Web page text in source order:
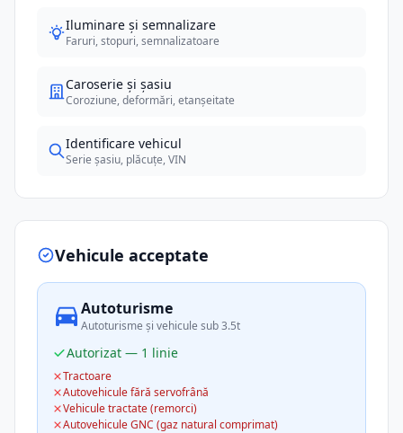
Iluminare și semnalizare
Faruri, stopuri, semnalizatoare
Caroserie și șasiu
Coroziune, deformări, etanșeitate
Identificare vehicul
Serie șasiu, plăcuțe, VIN
Vehicule acceptate
Autoturisme
Autoturisme și vehicule sub 3.5t
Autorizat — 1 linie
Tractoare
Autovehicule fără servofrână
Vehicule tractate (remorci)
Autovehicule GNC (gaz natural comprimat)